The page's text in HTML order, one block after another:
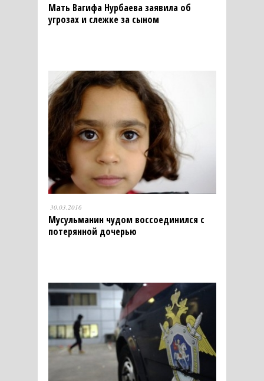
Мать Вагифа Нурбаева заявила об
угрозах и слежке за сыном
30.03.2016
Мусульманин чудом воссоединился с
потерянной дочерью